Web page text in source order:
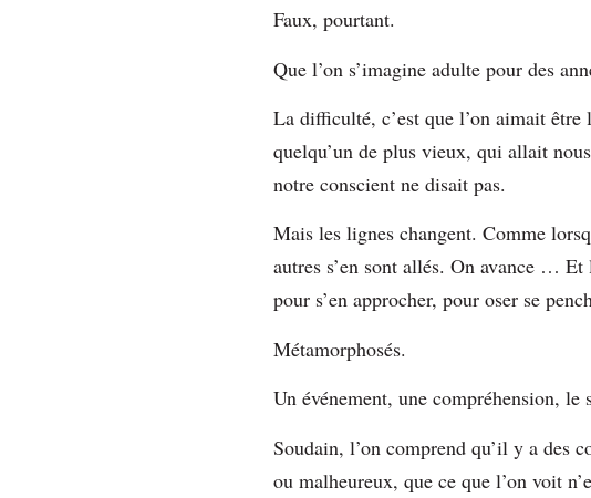
Faux, pourtant.
Que l’on s’imagine adulte pour des
La difficulté, c’est que l’on aimait
quelqu’un de plus vieux, qui allait
notre conscient ne disait pas.
Mais les lignes changent. Comme
autres s’en sont allés. On avance …
pour s’en approcher, pour oser se
Métamorphosés.
Un événement, une compréhension, le
Soudain, l’on comprend qu’il y a des
ou malheureux, que ce que l’on voit